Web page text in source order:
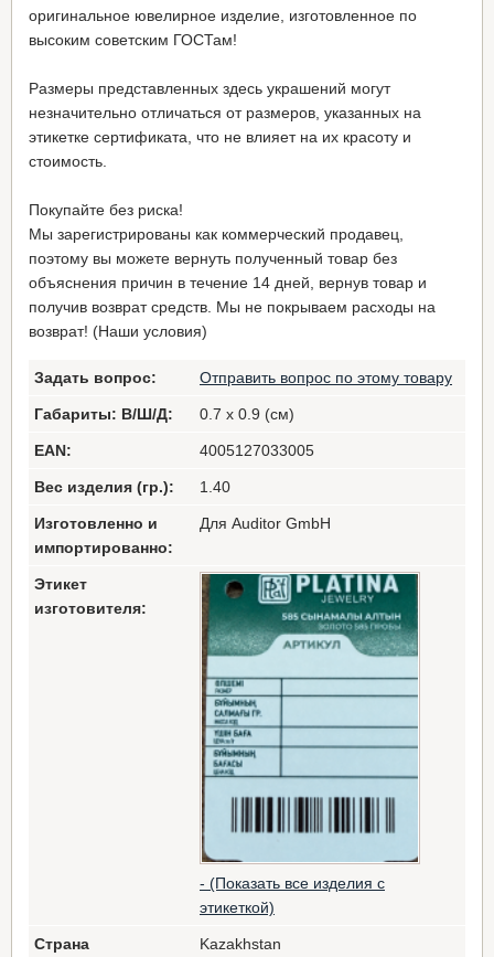
оригинальное ювелирное изделие, изготовленное по
высоким советским ГОСТам!
Размеры представленных здесь украшений могут
незначительно отличаться от размеров, указанных на
этикетке сертификата, что не влияет на их красоту и
стоимость.
Покупайте без риска!
Мы зарегистрированы как коммерческий продавец,
поэтому вы можете вернуть полученный товар без
объяснения причин в течение 14 дней, вернув товар и
получив возврат средств. Мы не покрываем расходы на
возврат! (Наши условия)
Задать вопрос: Отправить вопрос по этому товару
Габариты: В/Ш/Д: 0.7 x 0.9 (см)
EAN: 4005127033005
Вес изделия (гр.): 1.40
Изготовленно и
импортированно:
Для Auditor GmbH
Этикет
изготовителя:
- (Показать все изделия с
этикеткой)
Страна
Kazakhstan